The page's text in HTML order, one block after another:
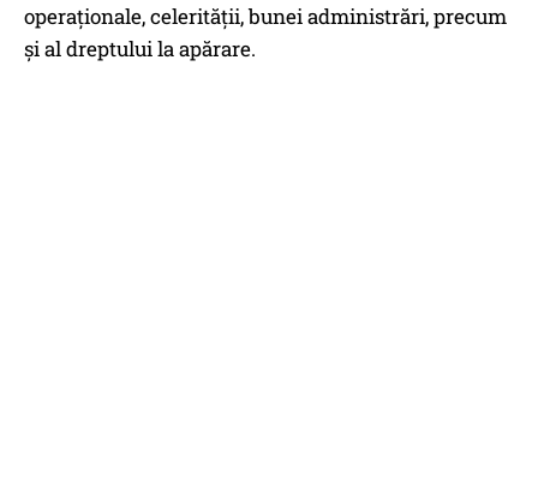
operaționale, celerității, bunei administrări, precum
și al dreptului la apărare.